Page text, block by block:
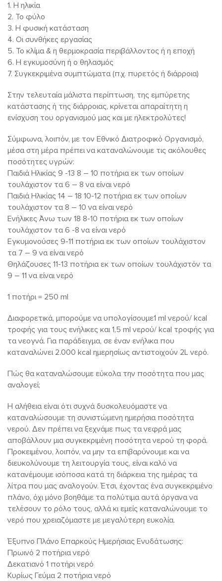
1. Η ηλικία
2. Το φύλο
3. Η φυσική κατάσταση
4. Οι συνθήκες εργασίας
5. Το κλίμα & η θερμοκρασία περιβάλλοντος ή η εποχή
6. Η εγκυμοσύνη ή ο θηλασμός
7. Συγκεκριμένα συμπτώματα (π.χ. πυρετός ή διάρροια)
Στην τελευταία μάλιστα περίπτωση, της εμπύρετης
κατάστασης ή της διάρροιας, κρίνεται απαραίτητη η
ενίσχυση του οργανισμού μας και με ηλεκτρολύτες!
Σύμφωνα, λοιπόν, με τον Εθνικό Διατροφικό Οργανισμό,
μέσα στη μέρα πρέπει να καταναλώνουμε τις ακόλουθες
ποσότητες υγρών:
Παιδιά Ηλικίας 9 -13 8 – 10 ποτήρια εκ των οποίων
τουλάχιστον τα 6 – 8 να είναι νερό
Παιδιά Ηλικίας 14 – 18 10-12 ποτήρια εκ των οποίων
τουλάχιστον τα 8 – 10 να είναι νερό
Ενήλικες Άνω των 18 8-10 ποτήρια εκ των οποίων
τουλάχιστον τα 6 -8 να είναι νερό
Εγκυμονούσες 9-11 ποτήρια εκ των οποίων τουλάχιστον
τα 7 – 9 να είναι νερό
Θηλάζουσες 11-13 ποτήρια εκ των οποίων τουλάχιστόν τα
9 – 11 να είναι νερό
1 ποτήρι = 250 ml
Διαφορετικά, μπορούμε να υπολογίσουμε1 ml νερού/ kcal
τροφής για τους ενήλικες και 1,5 ml νερού/ kcal τροφής για
τα νεογνά. Για παράδειγμα, σε έναν ενήλικα που
καταναλώνει 2.000 kcal ημερησίως αντιστοιχούν 2L νερό.
Πώς θα καταναλώσουμε εύκολα την ποσότητα που μας
αναλογεί;
Η αλήθεια είναι ότι συχνά δυσκολευόμαστε να
καταναλώσουμε τη συνιστώμενη ημερήσια ποσότητα
νερού. Δεν πρέπει να ξεχνάμε πως τα νεφρά μας
αποβάλλουν μια συγκεκριμένη ποσότητα νερού τη φορά.
Προκειμένου, λοιπόν, να μην τα επιβαρύνουμε και να
διευκολύνουμε τη λειτουργία τους, είναι καλό να
κατανέμουμε ισόποσα κατά τη διάρκεια της ημέρας τα
λίτρα που μας αναλογούν. Έτσι, έχοντας ένα συγκεκριμένο
πλάνο, όχι μόνο βοηθάμε τα πολύτιμα αυτά όργανα να
τελέσουν το ρόλο τους, αλλά κι εμείς καταναλώνουμε το
νερό που χρειαζόμαστε με μεγαλύτερη ευκολία.
Έξυπνο Πλάνο Επαρκούς Ημερήσιας Ενυδάτωσης:
Πρωινό 2 ποτήρια νερό
Δεκατιανό 1 ποτήρι νερό
Κυρίως Γεύμα 2 ποτήρια νερό